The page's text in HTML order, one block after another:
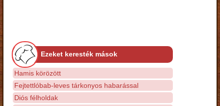
Ezeket keresték mások
Hamis körözött
Fejtettlóbab-leves tárkonyos habarással
Diós félholdak